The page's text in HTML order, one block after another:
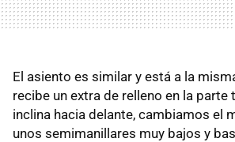
El asiento es similar y está a la
recibe un extra de relleno en la parte
inclina hacia delante, cambiamos el
unos semimanillares muy bajos y